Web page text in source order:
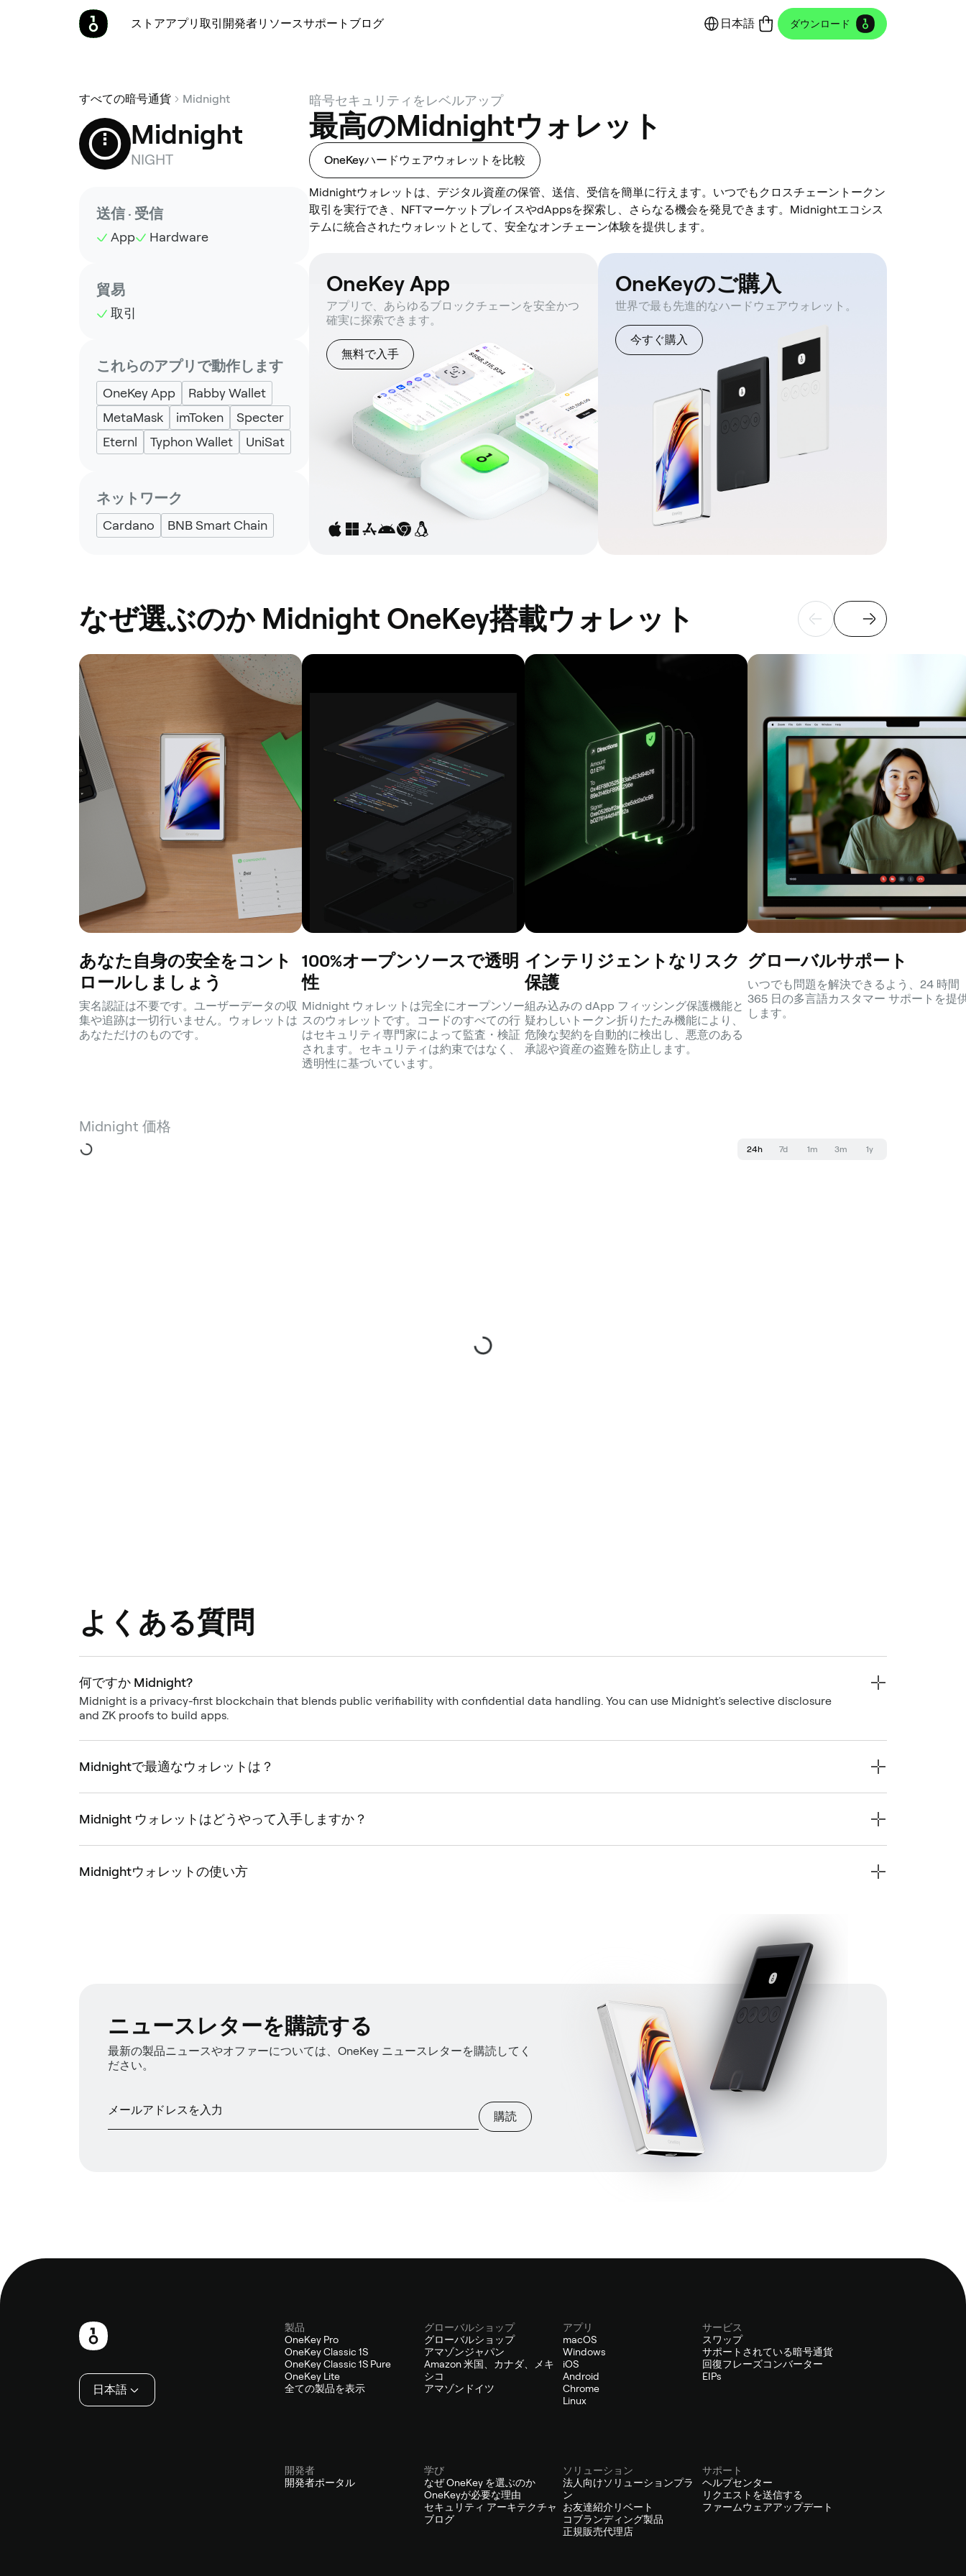
ストアアプリ 取引 開発者リソースサポート ブログ 日本語 ダウンロード
すべての暗号通貨 Midnight
Midnight
NIGHT
送信 · 受信
App Hardware
貿易
取引
これらのアプリで動作します
OneKey App
Rabby Wallet
MetaMask
imToken
Specter
Eternl
Typhon Wallet UniSat
ネットワーク
Cardano BNB Smart Chain
暗号セキュリティをレベルアップ
最高のMidnightウォレット
OneKeyハードウェアウォレットを比較
Midnightウォレットは、デジタル資産の保管、送信、受信を簡単に行えます。いつでもクロスチェーントークン
取引を実行でき、NFTマーケットプレイスやdAppsを探索し、さらなる機会を発見できます。Midnightエコシス
テムに統合されたウォレットとして、安全なオンチェーン体験を提供します。
OneKey App
アプリで、あらゆるブロックチェーンを安全かつ
確実に探索できます。
無料で入手
OneKeyのご購入
世界で最も先進的なハードウェアウォレット。
今すぐ購入
なぜ選ぶのか Midnight OneKey搭載ウォレット
あなた自身の安全をコント
ロールしましょう
実名認証は不要です。ユーザーデータの収
集や追跡は一切行いません。ウォレットは
あなただけのものです。
100%オープンソースで透明
性
Midnight ウォレットは完全にオープンソー
スのウォレットです。コードのすべての行
はセキュリティ専門家によって監査・検証
されます。セキュリティは約束ではなく、
透明性に基づいています。
インテリジェントなリスク
保護
組み込みの dApp フィッシング保護機能と
疑わしいトークン折りたたみ機能により、
危険な契約を自動的に検出し、悪意のある
承認や資産の盗難を防止します。
グローバルサポート
いつでも問題を解決できるよう、24 時間
365 日の多言語カスタマー サポートを提
します。
Midnight 価格
24h 7d 1m 3m 1y
よくある質問
何ですか Midnight?
Midnight is a privacy-first blockchain that blends public verifiability with confidential data handling. You can use Midnight's selective disclosure
and ZK proofs to build apps.
Midnightで最適なウォレットは？
Midnight ウォレットはどうやって入手しますか？
Midnightウォレットの使い方
ニュースレターを購読する
最新の製品ニュースやオファーについては、OneKey ニュースレターを購読してく
ださい。
購読
日本語
製品
OneKey Pro
OneKey Classic 1S
OneKey Classic 1S Pure
OneKey Lite
全ての製品を表示
グローバルショップ
グローバルショップ
アマゾンジャパン
Amazon 米国、カナダ、メキ
シコ
アマゾンドイツ
アプリ
macOS
Windows
iOS
Android
Chrome
Linux
サービス
スワップ
サポートされている暗号通貨
回復フレーズコンバーター
EIPs
開発者
開発者ポータル
学び
なぜ OneKey を選ぶのか
OneKeyが必要な理由
セキュリティ アーキテクチャ
ブログ
ソリューション
法人向けソリューションプラ
ン
お友達紹介リベート
コブランディング製品
正規販売代理店
サポート
ヘルプセンター
リクエストを送信する
ファームウェアアップデート